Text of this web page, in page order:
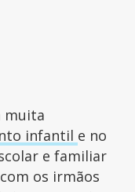
muita
infantil e no
e familiar
os irmãos